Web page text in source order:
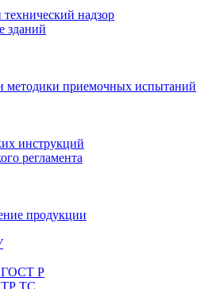
надзор
зданий
методики приемочных испытаний
инструкций
регламента
продукции
ГОСТ Р
ТР ТС